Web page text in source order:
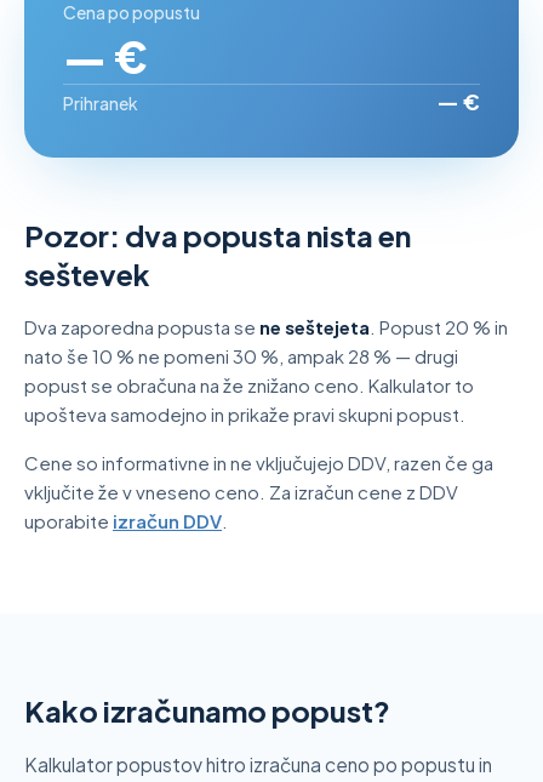
Cena po popustu
— €
Prihranek — €
Pozor: dva popusta nista en
seštevek
Dva zaporedna popusta se ne seštejeta . Popust 20 % in
nato še 10 % ne pomeni 30 %, ampak 28 % — drugi
popust se obračuna na že znižano ceno. Kalkulator to
upošteva samodejno in prikaže pravi skupni popust.
Cene so informativne in ne vključujejo DDV, razen če ga
vključite že v vneseno ceno. Za izračun cene z DDV
uporabite izračun DDV
Kako izračunamo popust?
Kalkulator popustov hitro izračuna ceno po popustu in